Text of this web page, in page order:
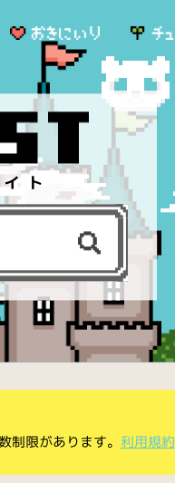
ト
限があります。 利用規約